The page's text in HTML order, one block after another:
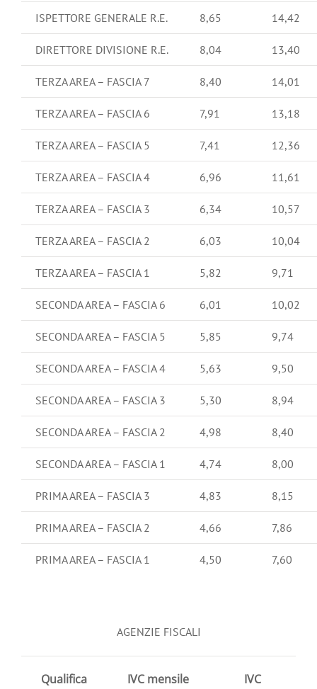
ISPETTORE GENERALE R.E. 8,65 14,42
DIRETTORE DIVISIONE R.E. 8,04 13,40
TERZA AREA – FASCIA 7 8,40 14,01
TERZA AREA – FASCIA 6 7,91 13,18
TERZA AREA – FASCIA 5 7,41 12,36
TERZA AREA – FASCIA 4 6,96 11,61
TERZA AREA – FASCIA 3 6,34 10,57
TERZA AREA – FASCIA 2 6,03 10,04
TERZA AREA – FASCIA 1 5,82 9,71
SECONDA AREA – FASCIA 6 6,01 10,02
SECONDA AREA – FASCIA 5 5,85 9,74
SECONDA AREA – FASCIA 4 5,63 9,50
SECONDA AREA – FASCIA 3 5,30 8,94
SECONDA AREA – FASCIA 2 4,98 8,40
SECONDA AREA – FASCIA 1 4,74 8,00
PRIMA AREA – FASCIA 3 4,83 8,15
PRIMA AREA – FASCIA 2 4,66 7,86
PRIMA AREA – FASCIA 1 4,50 7,60
AGENZIE FISCALI
Qualifica
IVC mensile
IVC